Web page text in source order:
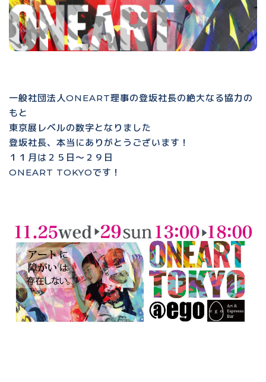
一般社団法人ONEART理事の登坂社長の絶大なる協力の
もと
東京展レベルの数字となりました
登坂社長、本当にありがとうございます！
１１月は２５日〜２９日
ONEART TOKYOです！